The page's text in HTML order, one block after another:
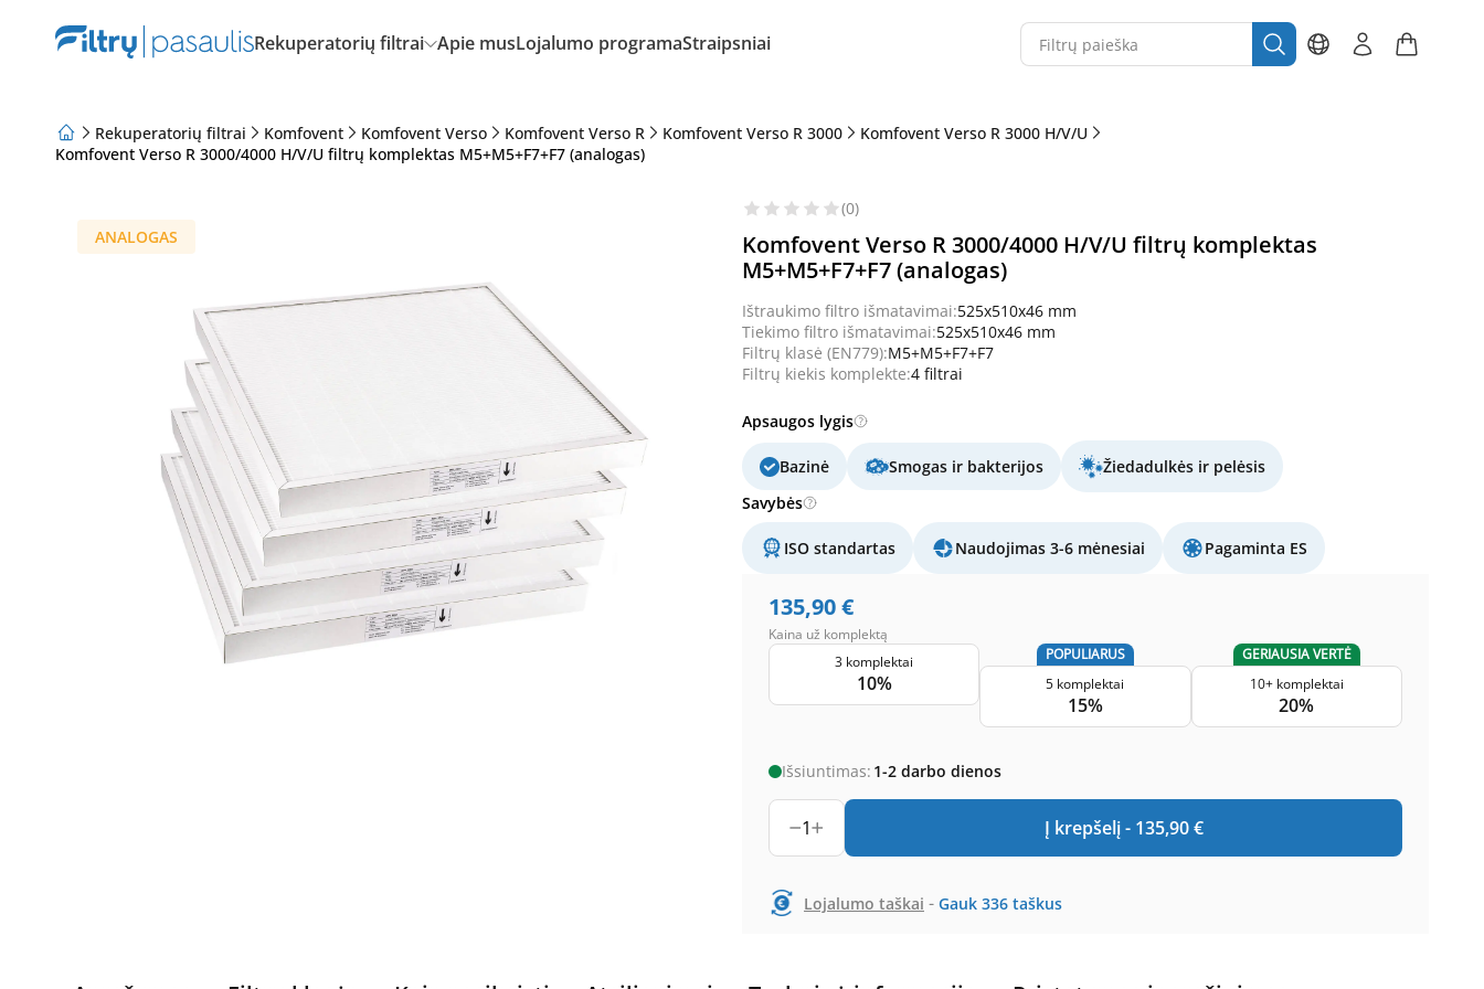
Rekuperatorių filtrai Apie musLojalumo programaStraipsniai
Apie mus
Rekuperatorių filtrai Komfovent Komfovent Verso Komfovent Verso R Komfovent Verso R 3000
Komfovent Verso R 3000 H/V/U
Komfovent Verso R 3000/4000 H/V/U filtrų komplektas M5+M5+F7+F7 (analogas)
ANALOGAS
(0)
Komfovent Verso R 3000/4000 H/V/U filtrų komplektas
M5+M5+F7+F7 (analogas)
Ištraukimo filtro išmatavimai:525x510x46 mm
Tiekimo filtro išmatavimai:525x510x46 mm
Filtrų klasė (EN779):M5+M5+F7+F7
Filtrų kiekis komplekte:4 filtrai
Apsaugos lygis
Bazinė Smogas ir bakterijos
Žiedadulkės ir pelėsis
Savybės
ISO standartas Naudojimas 3-6 mėnesiai Pagaminta ES
135,90€
Kaina už komplektą
3 komplektai
10%
POPULIARUS
5 komplektai
15%
GERIAUSIA VERTĖ
10+ komplektai
20%
Išsiuntimas: 1-2 darbo dienos
1 Į krepšelį - 135,90 €
Lojalumo taškai - Gauk 336 taškus